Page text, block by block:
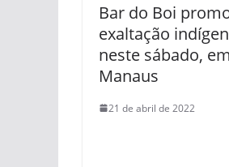
Bar do Boi
exaltação
neste sábado, em
Manaus
21 de abril de 2022